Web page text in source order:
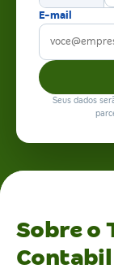
E-mail
Seus dados
Sobre o
Contabil